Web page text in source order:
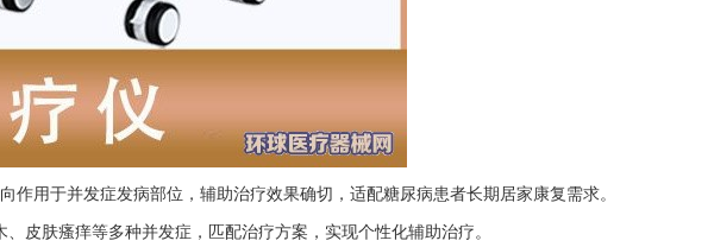
用于并发症发病部位，辅助治疗效果确切，适配糖尿病患者长期居家康复需求。
皮肤瘙痒等多种并发症，匹配治疗方案，实现个性化辅助治疗。